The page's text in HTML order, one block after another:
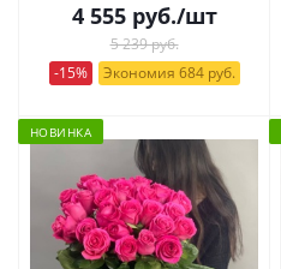
4 555руб./шт
5 239 руб.
-15%
Экономия 684 руб.
НОВИНКА